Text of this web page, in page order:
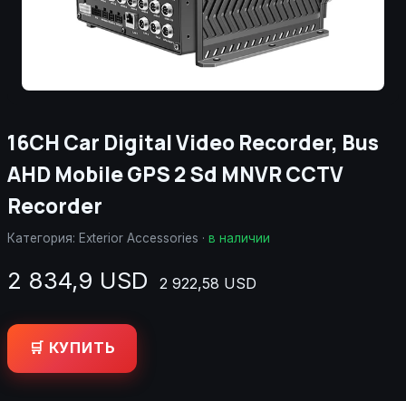
16CH Car Digital Video Recorder, Bus
AHD Mobile GPS 2 Sd MNVR CCTV
Recorder
Категория: Exterior Accessories · в наличии
2 834,9 USD 2 922,58 USD
🛒 КУПИТЬ